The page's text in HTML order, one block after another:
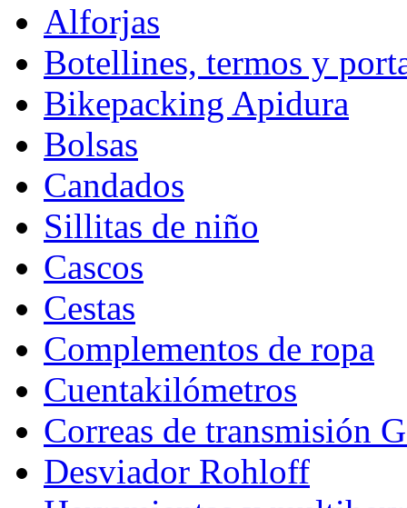
Alforjas
Botellines, termos y
Bikepacking Apidura
Bolsas
Candados
Sillitas de niño
Cascos
Cestas
Complementos de ropa
Cuentakilómetros
Correas de transmisión
Desviador Rohloff